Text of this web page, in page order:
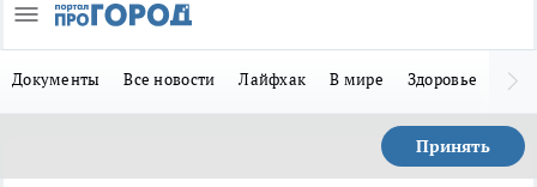
Документы Все новости Лайфхак В мире Здоровье
Принять